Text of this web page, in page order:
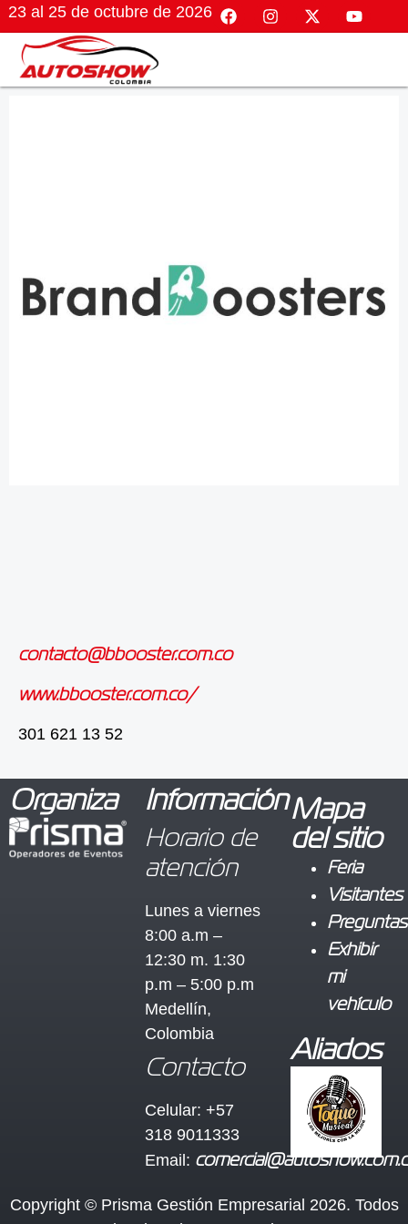
23 al 25 de octubre de 2026
contacto@bbooster.com.co
www.bbooster.com.co/
301 621 13 52
Mapa
del sitio
Feria
Visitantes
Preguntas
Exhibir
mi
vehículo
Aliados
Información
Horario de
atención
Lunes a viernes
8:00 a.m –
12:30 m. 1:30
p.m – 5:00 p.m
Medellín,
Colombia
Contacto
Celular: +57
318 9011333
Email:
Organiza
Copyright © Prisma Gestión Empresarial 2026. Todos